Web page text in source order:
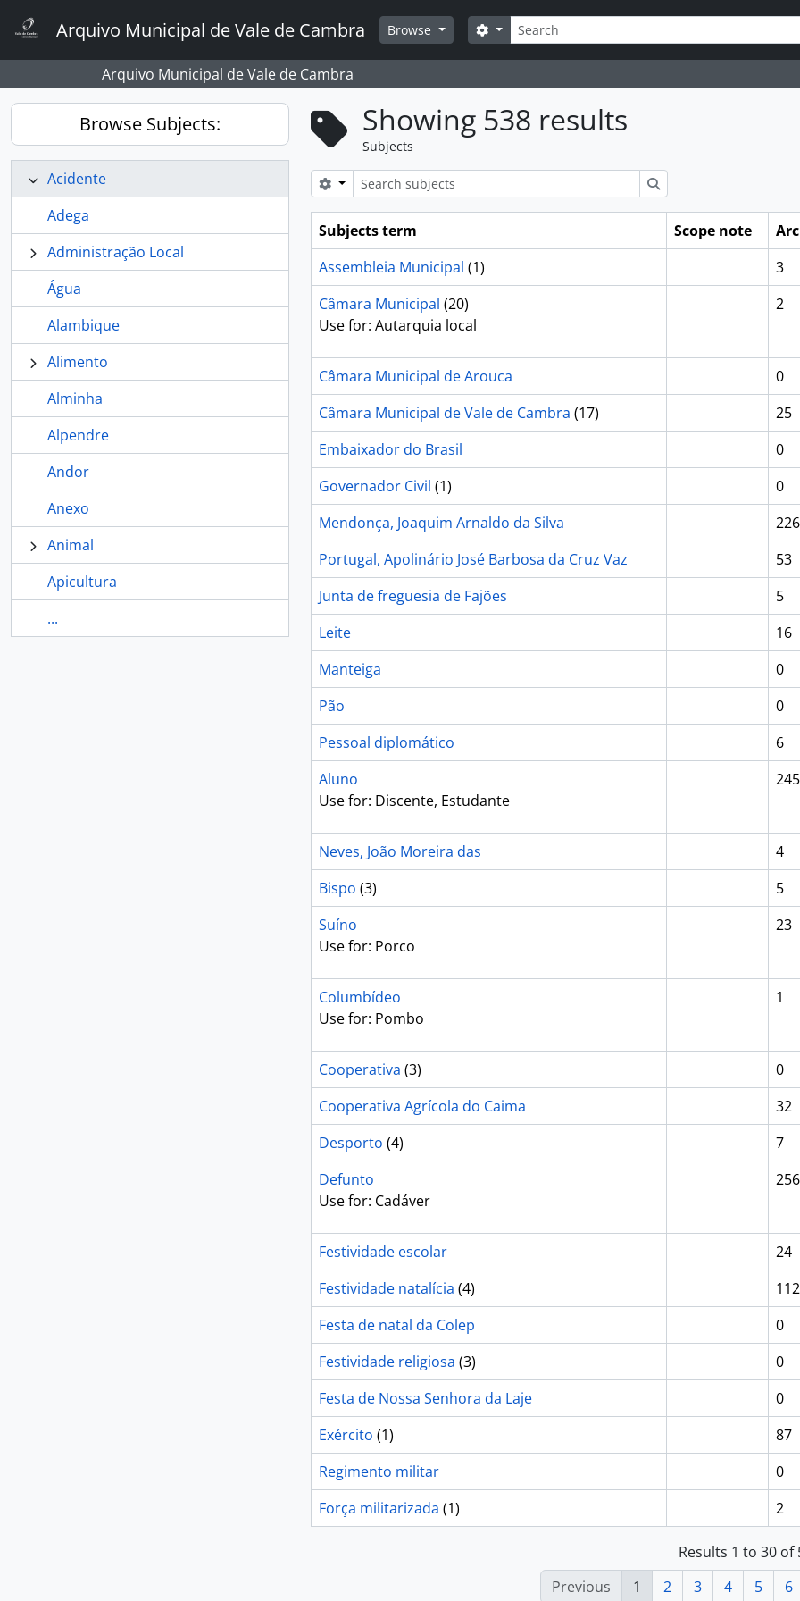
Arquivo Municipal de Vale de Cambra Browse Search
Search options
Arquivo Municipal de Vale de Cambra
Browse Subjects:
Acidente
Adega
Administração Local
Água
Alambique
Alimento
Alminha
Alpendre
Andor
Anexo
Animal
Apicultura
...
Showing 538 results
Subjects
Search options
Subjects term Scope note
Assembleia Municipal (1) 3
Câmara Municipal (20)
Use for: Autarquia local
2
Câmara Municipal de Arouca 0
Câmara Municipal de Vale de Cambra (17) 25
Embaixador do Brasil
0
Governador Civil (1) 0
Mendonça, Joaquim Arnaldo da Silva
226
Portugal, Apolinário José Barbosa da Cruz Vaz
53
Junta de freguesia de Fajões
5
Leite
16
Manteiga
0
Pão
0
Pessoal diplomático
6
Aluno
Use for: Discente, Estudante
245
Neves, João Moreira das 4
Bispo (3) 5
Suíno
Use for: Porco
23
Columbídeo
Use for: Pombo
1
Cooperativa (3) 0
Cooperativa Agrícola do Caima
32
Desporto (4) 7
Defunto
Use for: Cadáver
256
Festividade escolar 24
Festividade natalícia (4) 112
Festa de natal da Colep
0
Festividade religiosa (3) 0
Festa de Nossa Senhora da Laje
0
Exército (1) 87
Regimento militar
0
Força militarizada (1) 2
Results 1 to 30 of
Previous
1 2 3 4 5 6